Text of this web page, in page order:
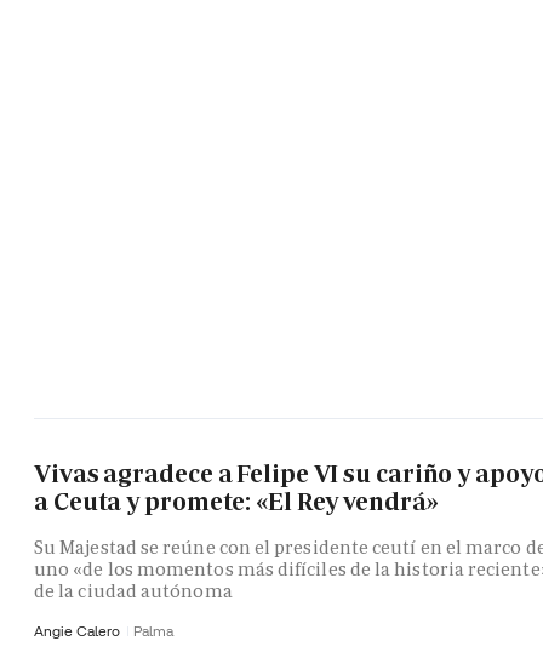
Vivas agradece a Felipe VI su cariño y
a Ceuta y promete: «El Rey vendrá»
Su Majestad se reúne con el presidente ceutí en el marco
uno «de los momentos más difíciles de la historia
de la ciudad autónoma
Angie Calero Palma